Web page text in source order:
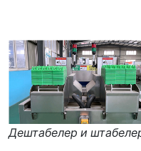
Дештабелер и